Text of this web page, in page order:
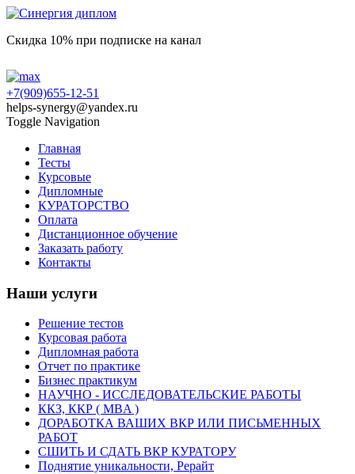
Скидка 10% при подписке на канал
+7(909)655-12-51
helps-synergy@yandex.ru
Toggle Navigation
Главная
Тесты
Курсовые
Дипломные
КУРАТОРСТВО
Оплата
Дистанционное обучение
Заказать работу
Контакты
Наши услуги
Решение тестов
Курсовая работа
Дипломная работа
Отчет по практике
Бизнес практикум
НАУЧНО - ИССЛЕДОВАТЕЛЬСКИЕ РАБОТЫ
ККЗ, ККР ( MBA )
ДОРАБОТКА ВАШИХ ВКР ИЛИ ПИСЬМЕННЫХ
РАБОТ
СШИТЬ И СДАТЬ ВКР КУРАТОРУ
Поднятие уникальности, Рерайт